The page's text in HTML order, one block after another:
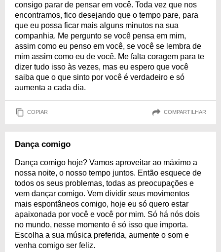
consigo parar de pensar em você. Toda vez que nos
encontramos, fico desejando que o tempo pare, para
que eu possa ficar mais alguns minutos na sua
companhia. Me pergunto se você pensa em mim,
assim como eu penso em você, se você se lembra de
mim assim como eu de você. Me falta coragem para te
dizer tudo isso às vezes, mas eu espero que você
saiba que o que sinto por você é verdadeiro e só
aumenta a cada dia.
COPIAR COMPARTILHAR
Dança comigo
Dança comigo hoje? Vamos aproveitar ao máximo a
nossa noite, o nosso tempo juntos. Então esquece de
todos os seus problemas, todas as preocupações e
vem dançar comigo. Vem dividir seus movimentos
mais espontâneos comigo, hoje eu só quero estar
apaixonada por você e você por mim. Só há nós dois
no mundo, nesse momento é só isso que importa.
Escolha a sua música preferida, aumente o som e
venha comigo ser feliz.